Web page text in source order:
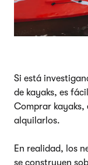
Si está
de kayaks, es
Comprar kayaks,
alquilarlos.
En realidad, los
se construyen